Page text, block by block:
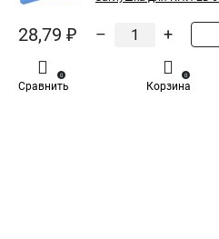
28,79 ₽ – +
Сравнить
0
Корзина
0